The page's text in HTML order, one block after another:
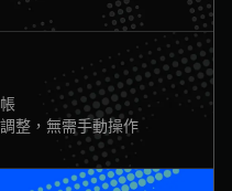
整，無需手動操作